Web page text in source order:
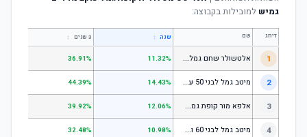
גמיש למובילות בקבוצה:
דירוג שם שנה ↕ 3 שנים ↕
1 א
לטשולר שחם גמל לבני 50 עד 60 11.32%
36.91%
2 מ
יטב גמל לבני 50 עד 60 14.43%
44.39%
3 א
לפא מור קופת גמל לחיסכון, קופת גמל לתגמולים וקופת גמל אישית לפיצויים - לבני 50 עד 60 12.06%
39.92%
4 מ
יטב גמל לבני 60 ומעלה 10.98%
32.48%